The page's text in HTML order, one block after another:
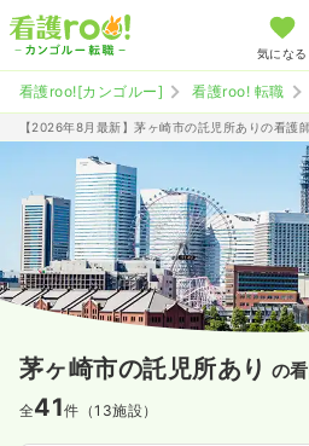
気になる
看護roo![カンゴルー] 看護roo! 転職
【2026年8月最新】茅ヶ崎市の託児所ありの看護
茅ヶ崎市の託児所あり の
全41件（13施設）